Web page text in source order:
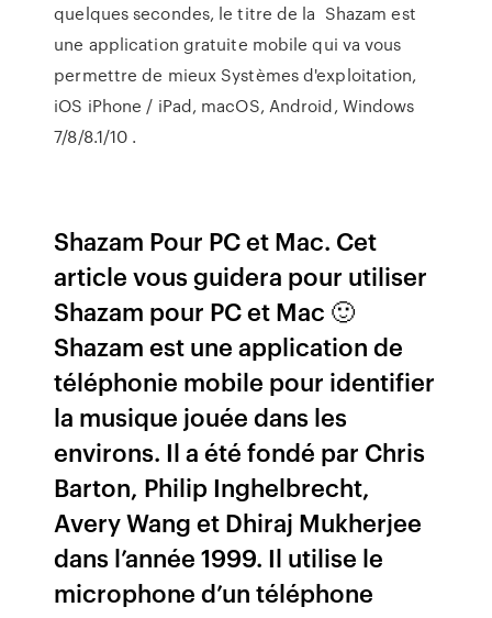
quelques secondes, le titre de la Shazam est
une application gratuite mobile qui va vous
permettre de mieux Systèmes d'exploitation,
iOS iPhone / iPad, macOS, Android, Windows
7/8/8.1/10 .
Shazam Pour PC et Mac. Cet
article vous guidera pour utiliser
Shazam pour PC et Mac 🙂
Shazam est une application de
téléphonie mobile pour identifier
la musique jouée dans les
environs. Il a été fondé par Chris
Barton, Philip Inghelbrecht,
Avery Wang et Dhiraj Mukherjee
dans l’année 1999. Il utilise le
microphone d’un téléphone